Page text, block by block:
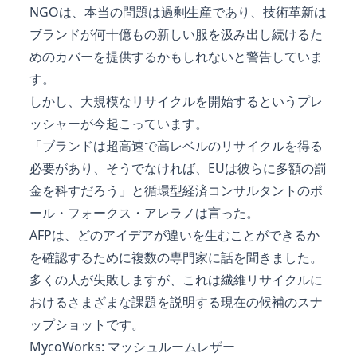
NGOは、本当の問題は過剰生産であり、技術革新は
ブランドが何十億もの新しい服を汲み出し続けるた
めのカバーを提供するかもしれないと警告していま
す。
しかし、大規模なリサイクルを開始するというプレ
ッシャーが今起こっています。
「ブランドは超高速で高レベルのリサイクルを得る
必要があり、そうでなければ、EUは彼らに多額の罰
金を科すだろう」と循環型経済コンサルタントのポ
ール・フォークス・アレラノは言った。
AFPは、どのアイデアが違いを生むことができるか
を確認するために複数の専門家に話を聞きました。
多くの人が失敗しますが、これは繊維リサイクルに
おけるさまざまな課題を説明する現在の候補のスナ
ップショットです。
MycoWorks: マッシュルームレザー